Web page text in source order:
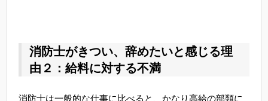
消防士がきつい、辞めたいと感じる理
由２：給料に対する不満
消防士は一般的な仕事に比べると、かなり高給の部類に